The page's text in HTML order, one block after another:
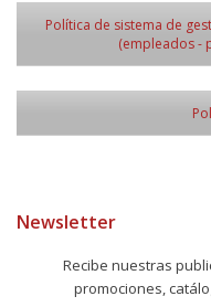
Política de sistema de
(empleados -
Newsletter
Recibe nuestras
promociones,